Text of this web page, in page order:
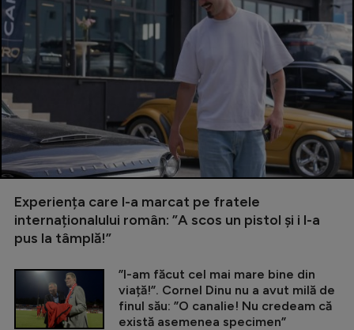
Experiența care l-a marcat pe fratele
internaționalului român: ”A scos un pistol și i l-a
pus la tâmplă!”
”I-am făcut cel mai mare bine din
viață!”. Cornel Dinu nu a avut milă de
finul său: ”O canalie! Nu credeam că
există asemenea specimen”